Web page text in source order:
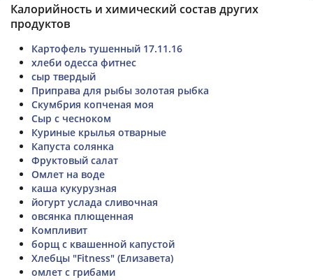
Калорийность и химический состав других
продуктов
Картофель тушенный 17.11.16
хлеби одесса фитнес
сыр твердый
Приправа для рыбы золотая рыбка
Скумбрия копченая моя
Сыр с чесноком
Куриные крылья отварные
Капуста солянка
Фруктовый салат
Омлет на воде
каша кукурузная
йогурт услада сливочная
овсянка плющенная
Компливит
борщ с квашенной капустой
Хлебцы "Fitness" (Елизавета)
омлет с грибами